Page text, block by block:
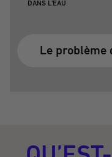
DANS L'EAU
Le problème